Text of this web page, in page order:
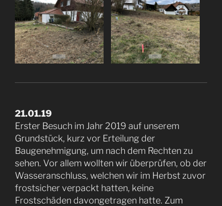
21.01.19
Erster Besuch im Jahr 2019 auf unserem
Grundstück, kurz vor Erteilung der
Baugenehmigung, um nach dem Rechten zu
sehen. Vor allem wollten wir überprüfen, ob der
Wasseranschluss, welchen wir im Herbst zuvor
frostsicher verpackt hatten, keine
Frostschäden davongetragen hatte. Zum